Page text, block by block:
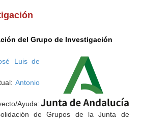
del Grupo de Investigación
Luis de
Antonio
Ayuda:
de Grupos de la Junta de